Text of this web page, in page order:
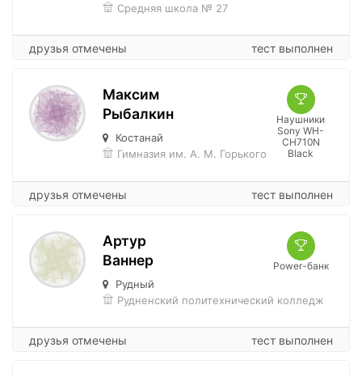
Средняя школа № 27
друзья отмечены тест выполнен
Наушники
Sony WH-
CH710N
Black
Максим
Рыбалкин
Костанай
Гимназия им. А. М. Горького
друзья отмечены тест выполнен
Power-банк
Артур
Ваннер
Рудный
Рудненский политехнический колледж
друзья отмечены тест выполнен